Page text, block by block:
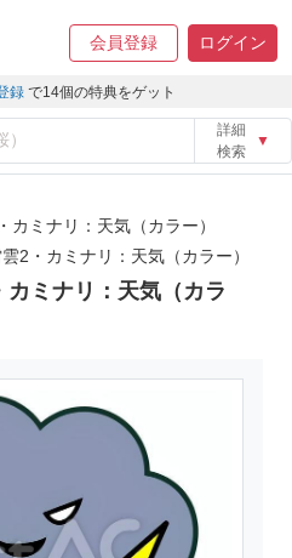
会員登録 ログイン
録 で14個の特典をゲット
詳細
検索
▼
カミナリ：天気（カラー）
2・カミナリ：天気（カラー）
ミナリ：天気（カラ